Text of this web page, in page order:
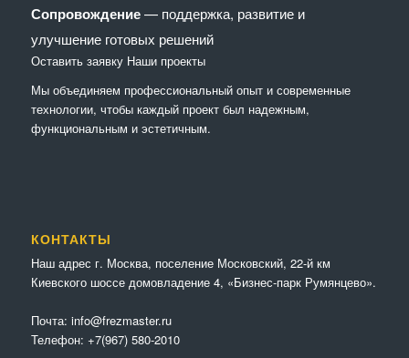
Сопровождение— поддержка, развитие и
улучшение готовых решений
Оставить заявку Наши проекты
Мы объединяем профессиональный опыт и современные
технологии, чтобы каждый проект был надежным,
функциональным и эстетичным.
КОНТАКТЫ
Наш адрес г. Москва, поселение Московский, 22-й км
Киевского шоссе домовладение 4, «Бизнес-парк Румянцево».
Почта: info@frezmaster.ru
Телефон: +7(967) 580-2010